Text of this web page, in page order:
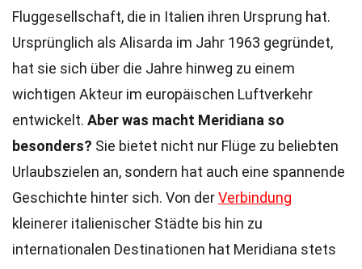
Fluggesellschaft, die in Italien ihren Ursprung hat.
Ursprünglich als Alisarda im Jahr 1963 gegründet,
hat sie sich über die Jahre hinweg zu einem
wichtigen Akteur im europäischen Luftverkehr
entwickelt. Aber was macht Meridiana so
besonders? Sie bietet nicht nur Flüge zu beliebten
Urlaubszielen an, sondern hat auch eine spannende
Geschichte hinter sich. Von derVerbindung
kleinerer italienischer Städte bis hin zu
internationalen Destinationen hat Meridiana stets